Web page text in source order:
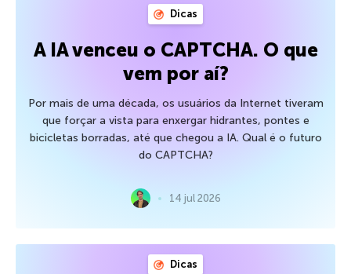
Dicas
A IA venceu o CAPTCHA. O que
vem por aí?
Por mais de uma década, os usuários da Internet tiveram
que forçar a vista para enxergar hidrantes, pontes e
bicicletas borradas, até que chegou a IA. Qual é o futuro
do CAPTCHA?
14 jul 2026
Dicas